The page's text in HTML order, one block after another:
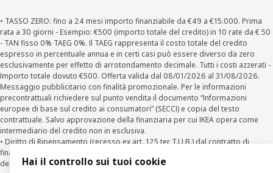
• TASSO ZERO: fino a 24 mesi importo finanziabile da €49 a €15.000. Prima
rata a 30 giorni - Esempio: €500 (importo totale del credito) in 10 rate da € 50
- TAN fisso 0% TAEG 0%. Il TAEG rappresenta il costo totale del credito
espresso in percentuale annua e in certi casi può essere diverso da zero
esclusivamente per effetto di arrotondamento decimale. Tutti i costi azzerati -
Importo totale dovuto €500. Offerta valida dal 08/01/2026 al 31/08/2026.
Messaggio pubblicitario con finalità promozionale. Per le informazioni
precontrattuali richiedere sul punto vendita il documento “Informazioni
europee di base sul credito ai consumatori” (SECCI) e copia del testo
contrattuale. Salvo approvazione della finanziaria per cui IKEA opera come
intermediario del credito non in esclusiva.
• Diritto di Ripensamento (recesso ex art. 125 ter T.U.B.) dal contratto di
finanziamento Agos: il Cliente può recedere dal Contratto entro la scadenza
della prima rata inviando una richiesta scritta di recesso ad Agos a mezzo
Hai il controllo sui tuoi cookie